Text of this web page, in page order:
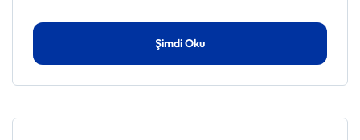
Şimdi Oku